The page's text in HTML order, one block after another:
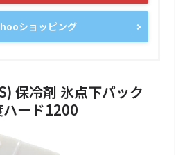
ショッピング
保冷剤 氷点下パック
ード1200